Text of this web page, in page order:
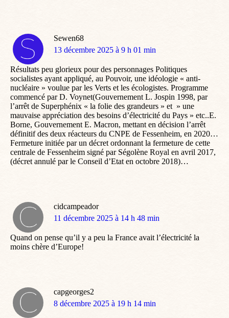
Sewen68
dit
13 décembre 2025 à 9 h 01 min
Résultats peu glorieux pour des personnages Politiques
socialistes ayant appliqué, au Pouvoir, une idéologie « anti-
nucléaire » voulue par les Verts et les écologistes. Programme
commencé par D. Voynet(Gouvernement L. Jospin 1998, par
l’arrêt de Superphénix « la folie des grandeurs » et » une
mauvaise appréciation des besoins d’électricité du Pays » etc..E.
Borne, Gouvernement E. Macron, mettant en décision l’arrêt
définitif des deux réacteurs du CNPE de Fessenheim, en 2020…
Fermeture initiée par un décret ordonnant la fermeture de cette
centrale de Fessenheim signé par Ségolène Royal en avril 2017,
(décret annulé par le Conseil d’Etat en octobre 2018)…
cidcampeador
dit
11 décembre 2025 à 14 h 48 min
Quand on pense qu’il y a peu la France avait l’électricité la
moins chère d’Europe!
capgeorges2
dit
8 décembre 2025 à 19 h 14 min